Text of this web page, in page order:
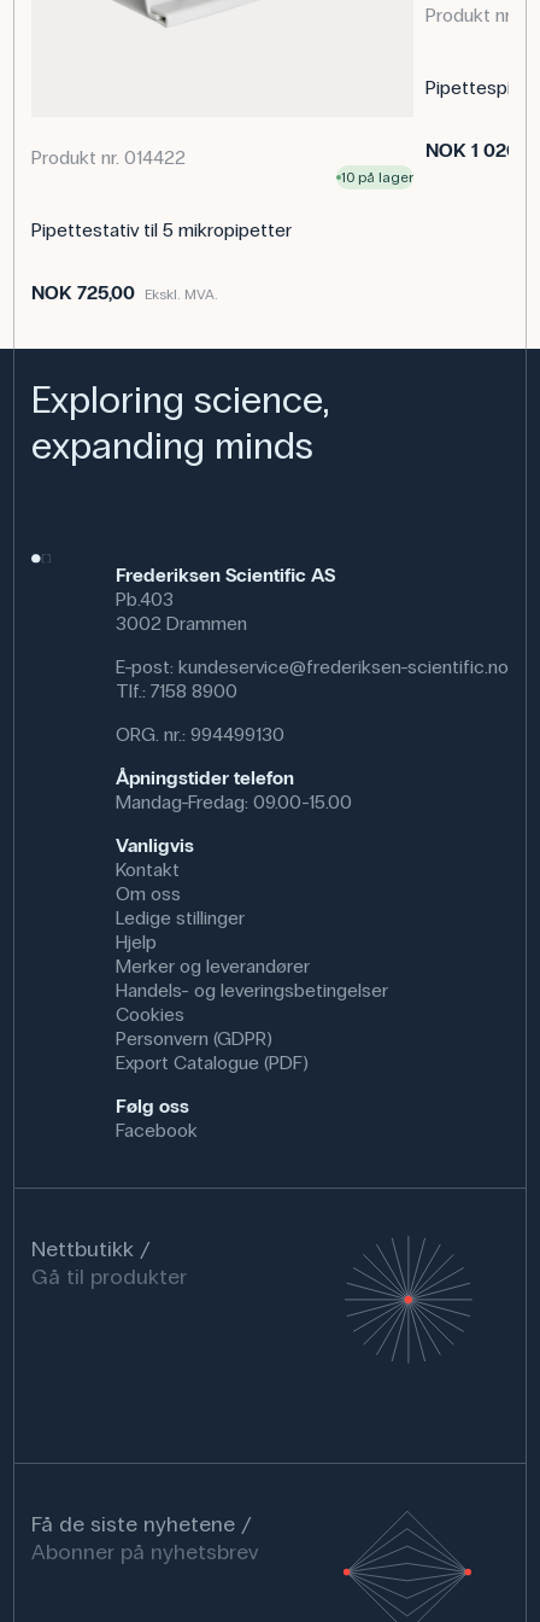
volummålinger.
Merke: CAPP
Produkt nr. 014422
10 på lager
Pipettestativ til 5 mikropipetter
NOK 725,00 Ekskl. MVA.
Produkt nr.
NOK 1
Exploring science,
expanding minds
Frederiksen Scientific AS
Pb.403
3002 Drammen
E-post: kundeservice@frederiksen-scientific.no
Tlf.: 7158 8900
ORG. nr.: 994499130
Åpningstider telefon
Mandag-Fredag: 09.00-15.00
Vanligvis
Kontakt
Om oss
Ledige stillinger
Hjelp
Merker og leverandører
Handels- og leveringsbetingelser
Cookies
Personvern (GDPR)
Export Catalogue (PDF)
Følg oss
Facebook
Nettbutikk
Gå til produkter
Få de siste nyhetene
Abonner på nyhetsbrev